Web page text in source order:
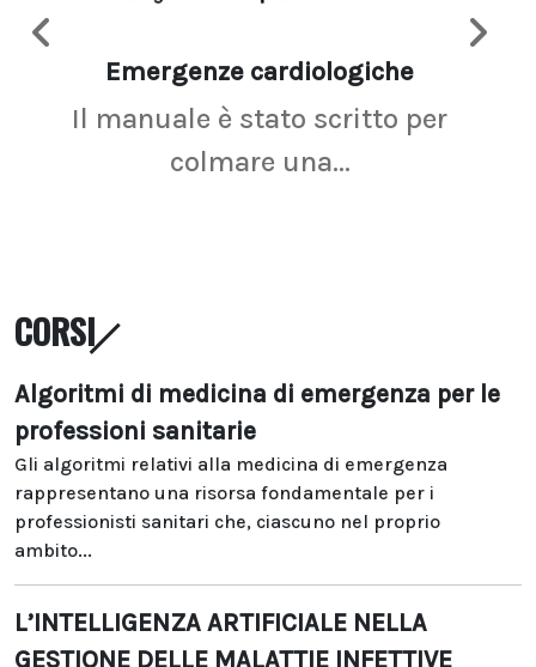
Emergenze cardiologiche
Il manuale è stato scritto per
colmare una...
CORSI
Algoritmi di medicina di emergenza per le
professioni sanitarie
Gli algoritmi relativi alla medicina di emergenza
rappresentano una risorsa fondamentale per i
professionisti sanitari che, ciascuno nel proprio
ambito...
L’INTELLIGENZA ARTIFICIALE NELLA
GESTIONE DELLE MALATTIE INFETTIVE